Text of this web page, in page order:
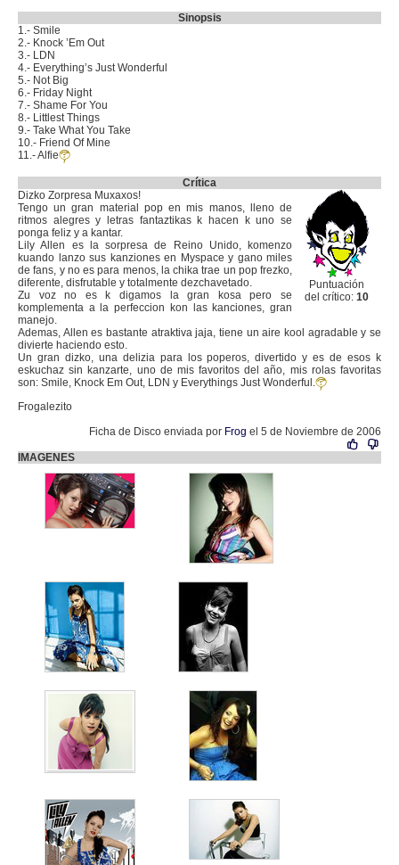
Sinopsis
1.- Smile
2.- Knock ’Em Out
3.- LDN
4.- Everything’s Just Wonderful
5.- Not Big
6.- Friday Night
7.- Shame For You
8.- Littlest Things
9.- Take What You Take
10.- Friend Of Mine
11.- Alfie
Crítica
Puntuación
del crítico: 10
Dizko Zorpresa Muxaxos!
Tengo un gran material pop en mis manos, lleno de
ritmos alegres y letras fantaztikas k hacen k uno se
ponga feliz y a kantar.
Lily Allen es la sorpresa de Reino Unido, komenzo
kuando lanzo sus kanziones en Myspace y gano miles
de fans, y no es para menos, la chika trae un pop frezko,
diferente, disfrutable y totalmente dezchavetado.
Zu voz no es k digamos la gran kosa pero se
komplementa a la perfeccion kon las kanciones, gran
manejo.
Ademas, Allen es bastante atraktiva jaja, tiene un aire kool agradable y se
divierte haciendo esto.
Un gran dizko, una delizia para los poperos, divertido y es de esos k
eskuchaz sin kanzarte, uno de mis favoritos del año, mis rolas favoritas
son: Smile, Knock Em Out, LDN y Everythings Just Wonderful.
Frogalezito
Ficha de Disco enviada por Frog el 5 de Noviembre de 2006
IMAGENES